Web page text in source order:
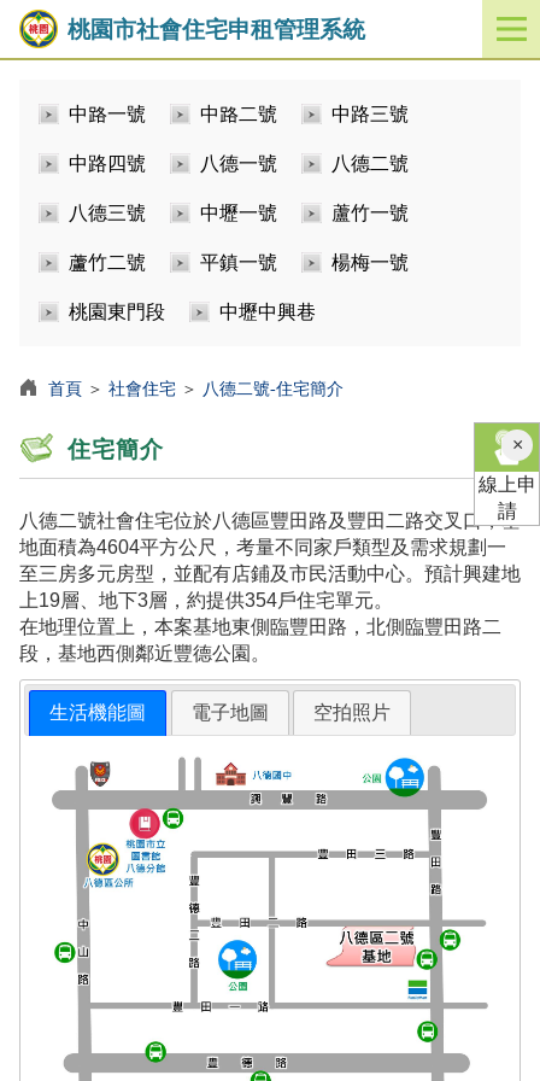
桃園市社會住宅申租管理系統
開
啟
中路一號 中路二號 中路三號
中路四號 八德一號 八德二號
八德三號 中壢一號 蘆竹一號
蘆竹二號 平鎮一號 楊梅一號
桃園東門段 中壢中興巷
首頁 ＞ 社會住宅 ＞ 八德二號-住宅簡介
住宅簡介
八德二號社會住宅位於八德區豐田路及豐田二路交叉口，基
地面積為4604平方公尺，考量不同家戶類型及需求規劃一
至三房多元房型，並配有店鋪及市民活動中心。預計興建地
上19層、地下3層，約提供354戶住宅單元。
在地理位置上，本案基地東側臨豐田路，北側臨豐田路二
段，基地西側鄰近豐德公園。
生活機能圖 電子地圖 空拍照片
×關
閉
線上申
請